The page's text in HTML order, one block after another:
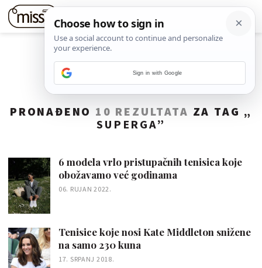
PRONAĐENO 10 REZULTATA ZA TAG „
SUPERGA”
6 modela vrlo pristupačnih tenisica koje
obožavamo već godinama
06. RUJAN 2022.
Tenisice koje nosi Kate Middleton snižene
na samo 230 kuna
17. SRPANJ 2018.
Sign in with Google